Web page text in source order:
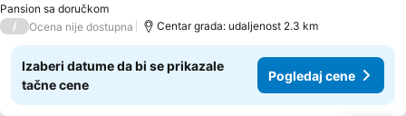
Pansion sa doručkom
/ Ocena nije dostupna Centar grada: udaljenost 2.3 km
Izaberi datume da bi se prikazale
tačne cene
Pogledaj cene